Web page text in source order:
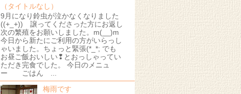
（タイトルなし）
9月になり鈴虫が泣かなくなりました
((+_+)) 譲ってくださった方にお返し
次の繁殖をお願いしました。m(__)m
今日から新たにご利用の方がいらっし
ゃいました。ちょっと緊張(*_*; でも
お昼ご飯おいしい❢とおっしゃってい
ただき完食でした。 今日のメニュ
ー ごはん ...
梅雨です